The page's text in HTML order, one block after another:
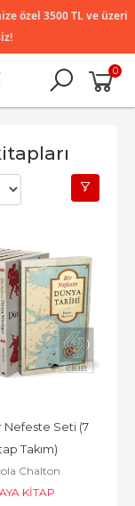
özel 3500 TL ve üzeri
0
Nefeste Seti (7
Takım)
Chalton
KİTAP